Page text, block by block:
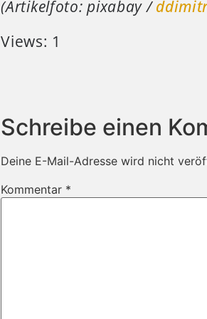
(Artikelfoto: pixabay /
Views: 1
Schreibe einen
Deine E-Mail-Adresse wird nicht
Kommentar *